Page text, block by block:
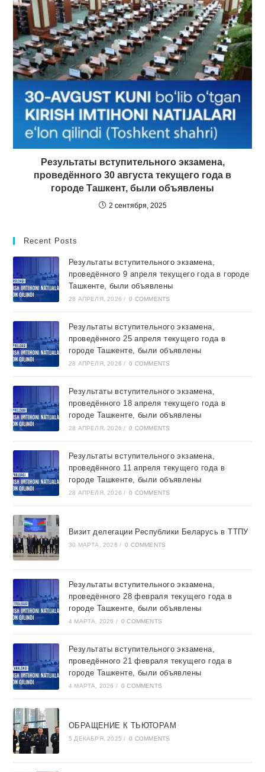
Результаты вступительного экзамена,
проведённого 30 августа текущего года в
городе Ташкент, были объявлены
2 сентября, 2025
Recent Posts
Результаты вступительного экзамена,
проведённого 9 апреля текущего года в городе
Ташкентe, были объявлены
28 АПРЕЛЯ, 2026 / 0 COMMENTS
Результаты вступительного экзамена,
проведённого 25 апреля текущего года в
городе Ташкентe, были объявлены
28 АПРЕЛЯ, 2026 / 0 COMMENTS
Результаты вступительного экзамена,
проведённого 18 апреля текущего года в
городе Ташкентe, были объявлены
28 АПРЕЛЯ, 2026 / 0 COMMENTS
Результаты вступительного экзамена,
проведённого 11 апреля текущего года в
городе Ташкентe, были объявлены
28 АПРЕЛЯ, 2026 / 0 COMMENTS
Визит делегации Республики Беларусь в ТТПУ
30 МАРТА, 2026 / 0 COMMENTS
Результаты вступительного экзамена,
проведённого 28 февраля текущего года в
городе Ташкентe, были объявлены
4 МАРТА, 2026 / 0 COMMENTS
Результаты вступительного экзамена,
проведённого 21 февраля текущего года в
городе Ташкентe, были объявлены
4 МАРТА, 2026 / 0 COMMENTS
ОБРАЩЕНИЕ К ТЬЮТОРАМ
5 ДЕКАБРЯ, 2025 / 0 COMMENTS